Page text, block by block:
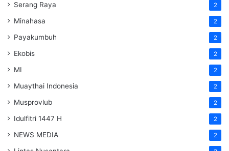
Serang Raya 2
Minahasa 2
Payakumbuh 2
Ekobis 2
MI 2
Muaythai Indonesia 2
Musprovlub 2
Idulfitri 1447 H 2
NEWS MEDIA 2